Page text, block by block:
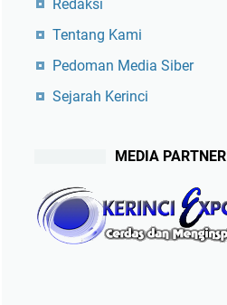
Redaksi
Tentang Kami
Pedoman Media Siber
Sejarah Kerinci
MEDIA PARTNER